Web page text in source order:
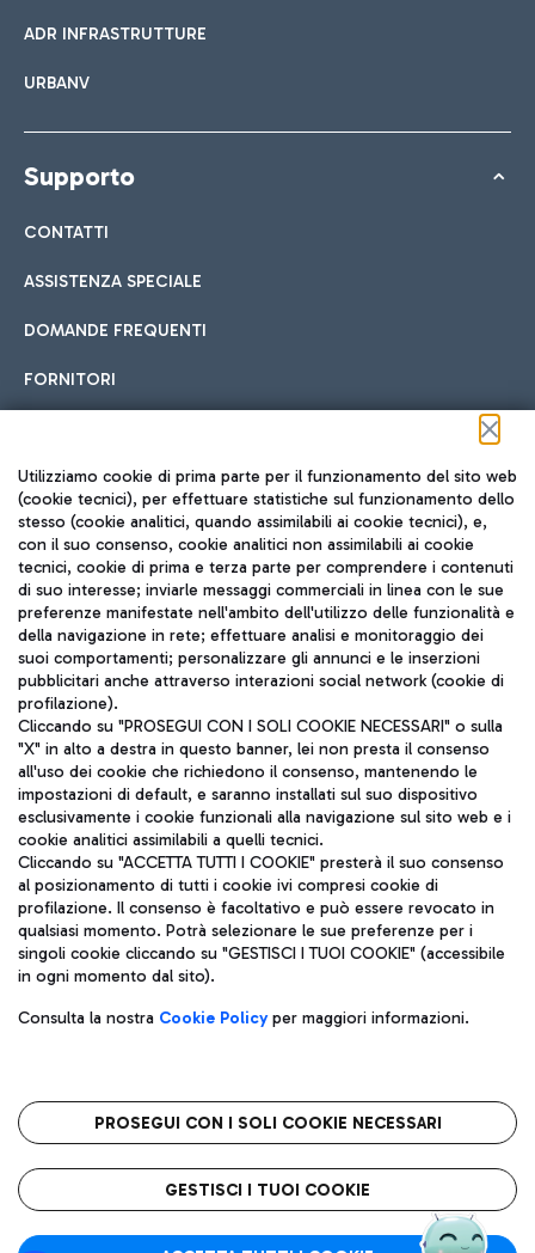
ADR INFRASTRUTTURE
URBANV
Supporto
CONTATTI
ASSISTENZA SPECIALE
DOMANDE FREQUENTI
FORNITORI
Seguici sui social
TRAVEL JOURNAL
ITA
Aeroporti di Roma S.p.A. - Società soggetta a direzione e
coordinamento di Mundys S.p.A.
Codice fiscale e Registro delle Imprese di Roma 13032990155 P.
IVA 06572251004
Capitale sociale 62.224.743,00 int. vers.
Sede legale: Via Pier Paolo Racchetti 1 - 00054 Fiumicino (RM)
telefono +39 06 65951
Privacy policy
Note legali
Roma FCO
L'aeroporto stellato
Utilizziamo cookie di prima parte per il funzionamento del sito web
(cookie tecnici), per effettuare statistiche sul funzionamento dello
stesso (cookie analitici, quando assimilabili ai cookie tecnici), e,
con il suo consenso, cookie analitici non assimilabili ai cookie
tecnici, cookie di prima e terza parte per comprendere i contenuti
di suo interesse; inviarle messaggi commerciali in linea con le sue
preferenze manifestate nell'ambito dell'utilizzo delle funzionalità e
della navigazione in rete; effettuare analisi e monitoraggio dei
suoi comportamenti; personalizzare gli annunci e le inserzioni
pubblicitari anche attraverso interazioni social network (cookie di
profilazione).
Cliccando su "PROSEGUI CON I SOLI COOKIE NECESSARI" o sulla
"X" in alto a destra in questo banner, lei non presta il consenso
all'uso dei cookie che richiedono il consenso, mantenendo le
impostazioni di default, e saranno installati sul suo dispositivo
esclusivamente i cookie funzionali alla navigazione sul sito web e i
cookie analitici assimilabili a quelli tecnici.
Cliccando su "ACCETTA TUTTI I COOKIE" presterà il suo consenso
al posizionamento di tutti i cookie ivi compresi cookie di
profilazione. Il consenso è facoltativo e può essere revocato in
qualsiasi momento. Potrà selezionare le sue preferenze per i
singoli cookie cliccando su "GESTISCI I TUOI COOKIE" (accessibile
in ogni momento dal sito).
Consulta la nostra Cookie Policyper maggiori informazioni.
PROSEGUI CON I SOLI COOKIE NECESSARI
GESTISCI I TUOI COOKIE